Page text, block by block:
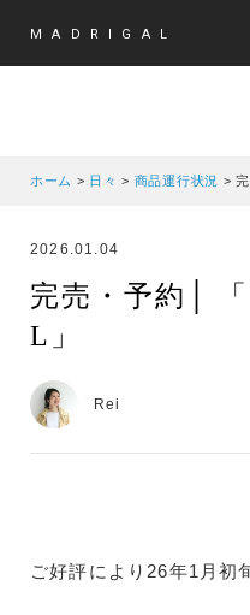
MADRIGAL
ホーム > 日々 > 商品運行状況 >
2026.01.04
完売・予約│
L」
Rei
ご好評により26年1月初